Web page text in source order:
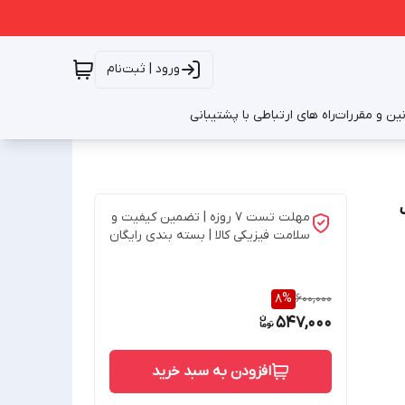
ورود | ثبت‌نام
و مقرراتراه های ارتباطی با پشتیبانی
مهلت تست 7 روزه | تضمین کیفیت و
سلامت فیزیکی کالا | بسته بندی رایگان
600,000
8%
547,000
افزودن به سبد خرید